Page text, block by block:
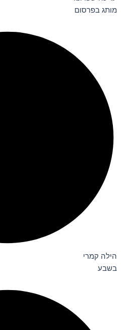
מותג בפרסום
הילה קמרי
בשבע